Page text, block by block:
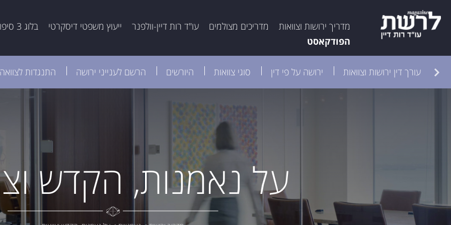
מדריך ירושות וצוואות מדריכים מצולמים עו"ד רות דיין-וולפנר ייעוץ משפטי דיסקרטי בלוג 3 סיפורים
הפודקאסט
עורך דין ירושות וצוואות ירושה על פי דין סוגי צוואות היורשים הרשם לענייני ירושה התנגדות לצוואה
על נאמנות, הקדש